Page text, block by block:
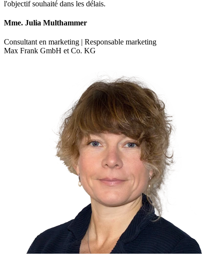
l'objectif souhaité dans les délais.
Mme. Julia Multhammer
Consultant en marketing | Responsable marketing
Max Frank GmbH et Co. KG